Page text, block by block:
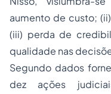
aumento de custo;
(iii) perda de
qualidade nas
Segundo dados
dez ações